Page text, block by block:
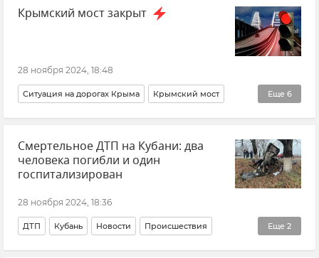
Транспорт
Крымский мост закрыт
28 ноября 2024, 18:48
Еще 6
Ситуация на дорогах Крыма Крымский мост
Транспорт Крым Новости Крыма Керчь
Керченский пролив Тамань
Смертельное ДТП на Кубани: два
человека погибли и один
госпитализирован
28 ноября 2024, 18:36
Еще 2
ДТП Кубань Новости Происшествия
МВД по Краснодарскому краю